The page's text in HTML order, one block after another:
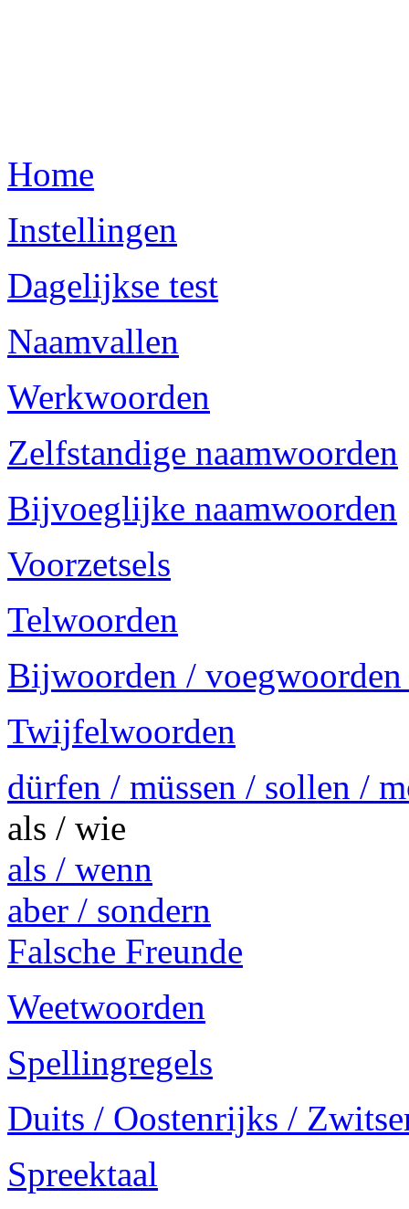
Home
Instellingen
Dagelijkse test
Naamvallen
Werkwoorden
Zelfstandige naamwoorden
Bijvoeglijke naamwoorden
Voorzetsels
Telwoorden
Bijwoorden /
Twijfelwoorden
dürfen / müssen / sollen /
als / wie
als / wenn
aber / sondern
Falsche Freunde
Weetwoorden
Spellingregels
Duits / Oostenrijks /
Spreektaal